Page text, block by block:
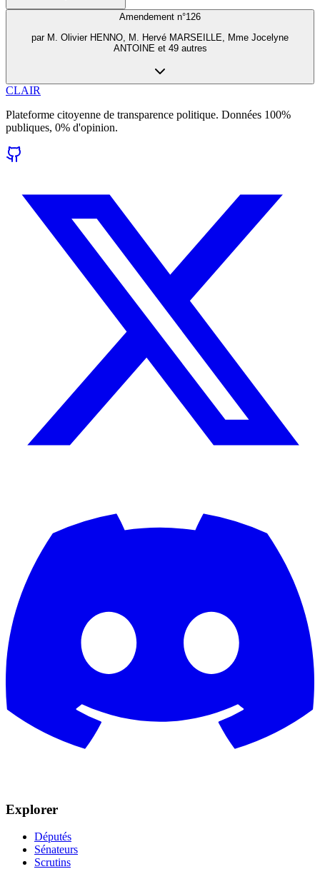
Amendement n°126
par M. Olivier HENNO, M. Hervé MARSEILLE, Mme Jocelyne
ANTOINE et 49 autres
CLAIR
Plateforme citoyenne de transparence politique. Données 100%
publiques, 0% d'opinion.
Explorer
Députés
Sénateurs
Scrutins